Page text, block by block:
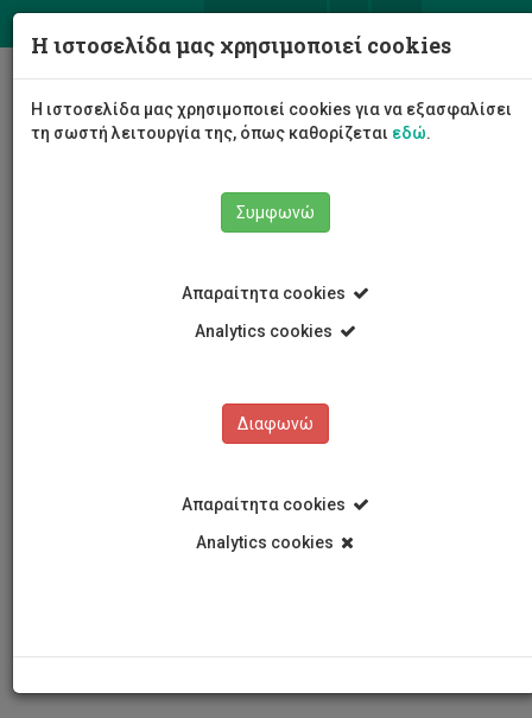
Η ιστοσελίδα μας χρησιμοποιεί cookies
Η ιστοσελίδα μας χρησιμοποιεί cookies για να εξασφαλίσει
τη σωστή λειτουργία της, όπως καθορίζεται εδώ.
Συμφωνώ
Απαραίτητα cookies
Analytics cookies
Διαφωνώ
Απαραίτητα cookies
Analytics cookies